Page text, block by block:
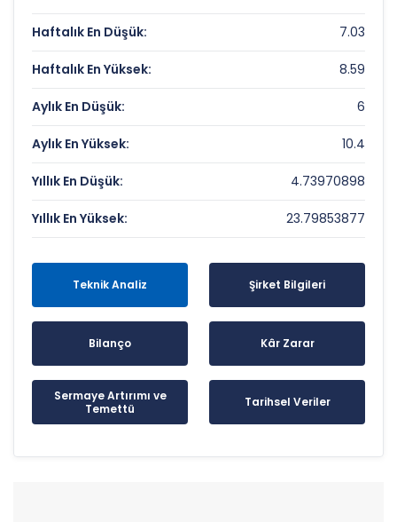
Haftalık En Düşük: 7.03
Haftalık En Yüksek: 8.59
Aylık En Düşük: 6
Aylık En Yüksek: 10.4
Yıllık En Düşük: 4.73970898
Yıllık En Yüksek: 23.79853877
Teknik Analiz Şirket Bilgileri
Bilanço Kâr Zarar
Sermaye Artırımı ve
Temettü
Tarihsel Veriler